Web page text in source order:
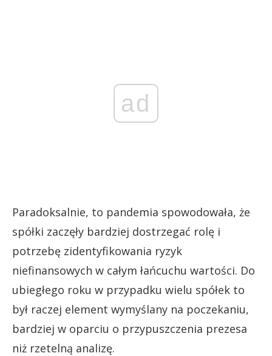
ad
Paradoksalnie, to pandemia spowodowała, że
spółki zaczęły bardziej dostrzegać rolę i
potrzebę zidentyfikowania ryzyk
niefinansowych w całym łańcuchu wartości. Do
ubiegłego roku w przypadku wielu spółek to
był raczej element wymyślany na poczekaniu,
bardziej w oparciu o przypuszczenia prezesa
niż rzetelną analizę.